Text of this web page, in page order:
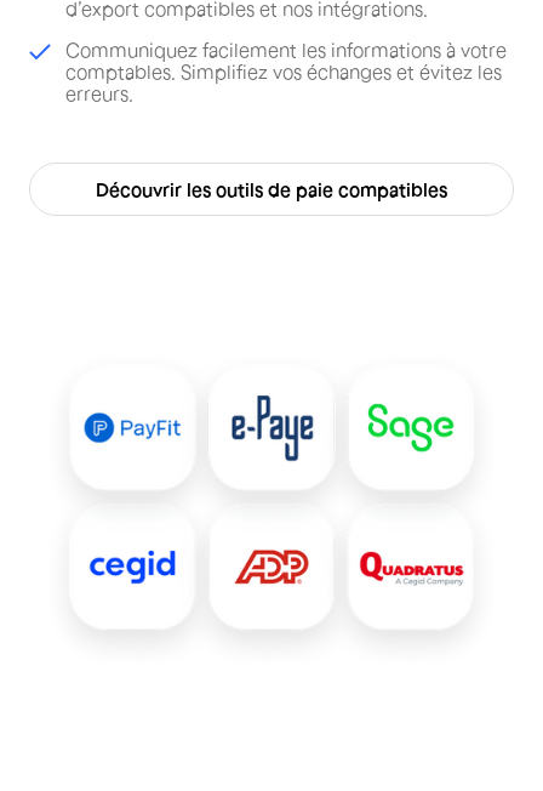
d’export compatibles et nos intégrations.
Communiquez facilement les informations à votre
comptables. Simplifiez vos échanges et évitez les
erreurs.
Découvrir les outils de paie compatibles